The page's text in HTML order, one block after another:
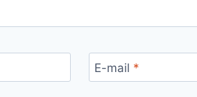
E-mail *